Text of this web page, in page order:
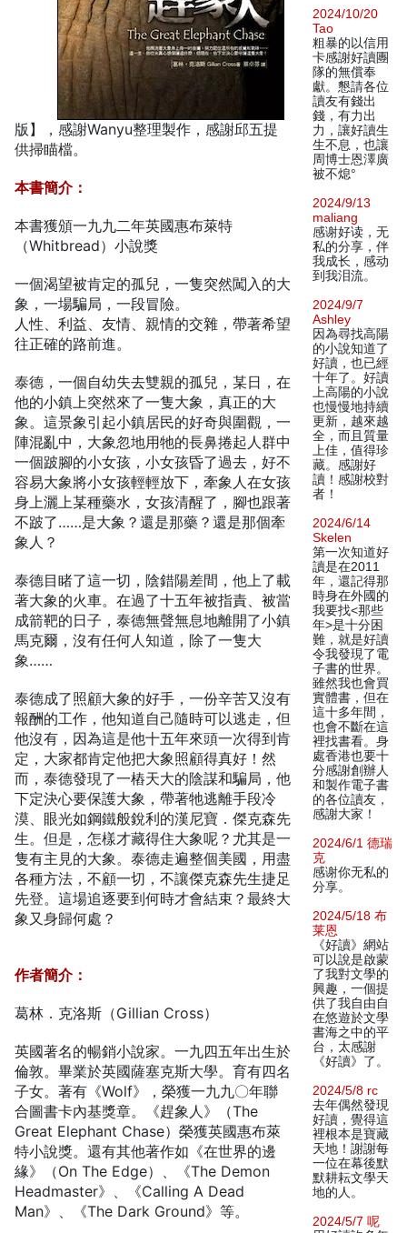
版】，感謝Wanyu整理製作，感謝邱五提
供掃瞄檔。
本書簡介：
本書獲頒一九九二年英國惠布萊特
（Whitbread）小說獎
一個渴望被肯定的孤兒，一隻突然闖入的大
象，一場騙局，一段冒險。
人性、利益、友情、親情的交雜，帶著希望
往正確的路前進。
泰德，一個自幼失去雙親的孤兒，某日，在
他的小鎮上突然來了一隻大象，真正的大
象。這景象引起小鎮居民的好奇與圍觀，一
陣混亂中，大象忽地用牠的長鼻捲起人群中
一個跛腳的小女孩，小女孩昏了過去，好不
容易大象將小女孩輕輕放下，牽象人在女孩
身上灑上某種藥水，女孩清醒了，腳也跟著
不跛了……是大象？還是那藥？還是那個牽
象人？
泰德目睹了這一切，陰錯陽差間，他上了載
著大象的火車。在過了十五年被指責、被當
成箭靶的日子，泰德無聲無息地離開了小鎮
馬克爾，沒有任何人知道，除了一隻大
象……
泰德成了照顧大象的好手，一份辛苦又沒有
報酬的工作，他知道自己隨時可以逃走，但
他沒有，因為這是他十五年來頭一次得到肯
定，大家都肯定他把大象照顧得真好！然
而，泰德發現了一樁天大的陰謀和騙局，他
下定決心要保護大象，帶著牠逃離手段冷
漠、眼光如鋼鐵般銳利的漢尼寶．傑克森先
生。但是，怎樣才藏得住大象呢？尤其是一
隻有主見的大象。泰德走遍整個美國，用盡
各種方法，不顧一切，不讓傑克森先生捷足
先登。這場追逐要到何時才會結束？最終大
象又身歸何處？
作者簡介：
葛林．克洛斯（Gillian Cross）
英國著名的暢銷小說家。一九四五年出生於
倫敦。畢業於英國薩塞克斯大學。育有四名
子女。著有《Wolf》，榮獲一九九〇年聯
合圖書卡內基獎章。《趕象人》（The
Great Elephant Chase）榮獲英國惠布萊
特小說獎。還有其他著作如《在世界的邊
緣》（On The Edge）、《The Demon
Headmaster》、《Calling A Dead
Man》、《The Dark Ground》等。
2024/10/20
Tao
粗暴的以信用
卡感謝好讀團
隊的無償奉
獻。懇請各位
讀友有錢出
錢，有力出
力，讓好讀生
生不息，也讓
周博士恩澤廣
被不熄°
2024/9/13
maliang
感谢好读，无
私的分享，伴
我成长，感动
到我泪流。
2024/9/7
Ashley
因為尋找高陽
的小說知道了
好讀，也已經
十年了。好讀
上高陽的小說
也慢慢地持續
更新，越來越
全，而且質量
上佳，值得珍
藏。感謝好
讀！感謝校對
者！
2024/6/14
Skelen
第一次知道好
讀是在2011
年，還記得那
時身在外國的
我要找<那些
年>是十分困
難，就是好讀
令我發現了電
子書的世界。
雖然我也會買
實體書，但在
這十多年間，
也會不斷在這
裡找書看。身
處香港也要十
分感謝創辦人
和製作電子書
的各位讀友，
感謝大家！
2024/6/1 德瑞
克
感谢你无私的
分享。
2024/5/18 布
莱恩
《好讀》網站
可以說是啟蒙
了我對文學的
興趣，一個提
供了我自由自
在悠遊於文學
書海之中的平
台，太感謝
《好讀》了。
2024/5/8 rc
去年偶然發現
好讀，覺得這
裡根本是寶藏
天地！謝謝每
一位在幕後默
默耕耘文學天
地的人。
2024/5/7 呢